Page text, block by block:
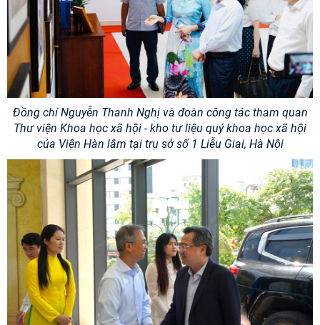
Đồng chí Nguyễn Thanh Nghị và đoàn công tác tham quan
Thư viện Khoa học xã hội - kho tư liệu quý khoa học xã hội
của Viện Hàn lâm tại trụ sở số 1 Liễu Giai, Hà Nội